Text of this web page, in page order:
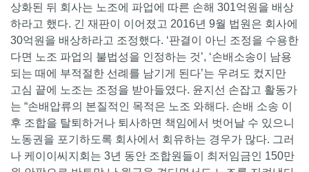
상화된 뒤 회사는 노조에 파업에 따른 손해 301억원을 배상
하라고 했다. 긴 재판이 이어졌고 2016년 9월 법원은 회사에
30억원을 배상하라고 조정했다. ‘판결이 아닌 조정을 수용한
다면 노조 파업의 불법성을 인정하는 것’, ‘손배소송이 남용
되는 때에 부적절한 선례를 남기게 된다’는 우려도 컸지만
고심 끝에 노조는 조정을 받아들였다. 윤지선 손잡고 활동가
는 “손배압류의 본질적인 목적은 노조 와해다. 손배 소송 이
후 조합을 탈퇴하거나 퇴사하면 책임에서 벗어날 수 있으니
노동권을 포기하도록 회사에서 회유하는 경우가 많다. 그러
나 케이이씨지회는 3년 동안 조합원들이 최저임금인 150만